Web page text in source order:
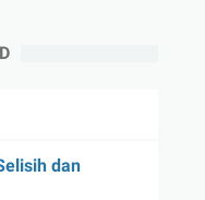
dan